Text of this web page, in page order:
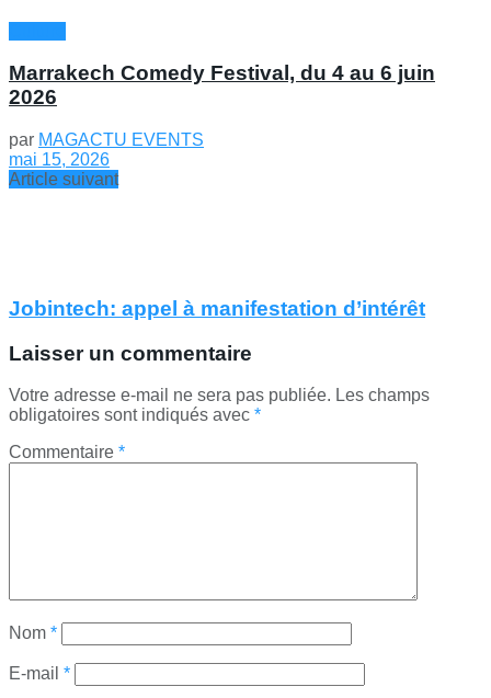
Marrakech Comedy Festival, du 4 au 6 juin
2026
par MAGACTU EVENTS
mai 15, 2026
Article suivant
Jobintech: appel à manifestation d’intérêt
Laisser un commentaire
Votre adresse e-mail ne sera pas publiée. Les champs
obligatoires sont indiqués avec *
Commentaire *
Nom *
E-mail *